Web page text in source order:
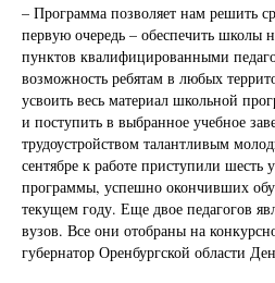
– Программа позволяет нам решить
первую очередь – обеспечить школы
пунктов квалифицированными
возможность ребятам в любых
усвоить весь материал школьной
и поступить в выбранное учебное
трудоустройством талантливым
сентябре к работе приступили шесть
программы, успешно окончивших
текущем году. Еще двое педагогов
вузов. Все они отобраны на
губернатор Оренбургской области